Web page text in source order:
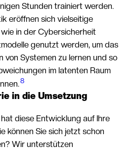
Stunden trainiert werden.
eröffnen sich vielseitige
in der Cybersicherheit
genutzt werden, um das
von Systemen zu lernen und so
im latenten Raum
8
in die Umsetzung
diese Entwicklung auf Ihre
können Sie sich jetzt schon
Wir unterstützen